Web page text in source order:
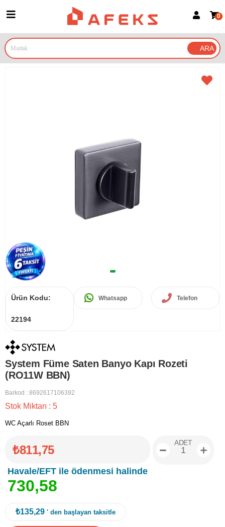
Google İle Bağlan
0
Ürün Kodu:
22194
Whatsapp Telefon
System Füme Saten Banyo Kapı Rozeti
(RO11W BBN)
Barkod : 8692617106392
Stok Miktarı : 5
WC Açarlı Roset BBN
₺811,75
Havale/EFT ile ödenmesi halinde
730,58
ADET
₺135,29 ' den başlayan taksitle